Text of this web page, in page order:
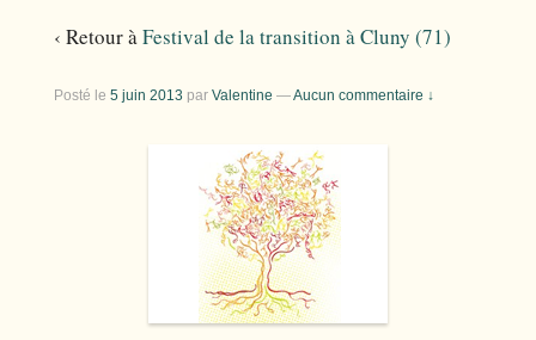
‹ Retour àFestival de la transition à Cluny (71)
Posté le 5 juin 2013 par Valentine —Aucun commentaire ↓